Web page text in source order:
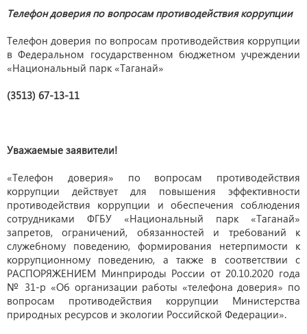
Телефон доверия по вопросам противодействия коррупции
Телефон доверия по вопросам противодействия коррупции
в Федеральном государственном бюджетном учреждении
«Национальный парк «Таганай»
(3513) 67-13-11
Уважаемые заявители!
«Телефон доверия» по вопросам противодействия
коррупции действует для повышения эффективности
противодействия коррупции и обеспечения соблюдения
сотрудниками ФГБУ «Национальный парк «Таганай»
запретов, ограничений, обязанностей и требований к
служебному поведению, формирования нетерпимости к
коррупционному поведению, а также в соответствии с
РАСПОРЯЖЕНИЕМ Минприроды России от 20.10.2020 года
№ 31-р «Об организации работы «телефона доверия» по
вопросам противодействия коррупции Министерства
природных ресурсов и экологии Российской Федерации».